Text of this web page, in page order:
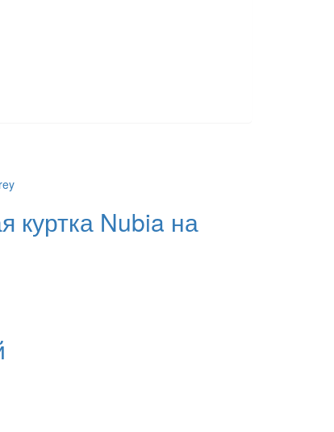
куртка Nubia на